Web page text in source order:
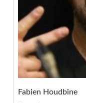
Fabien Houdbine